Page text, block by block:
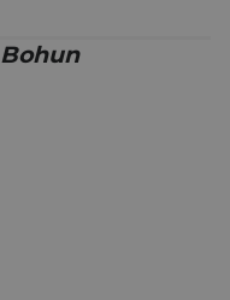
Bohun